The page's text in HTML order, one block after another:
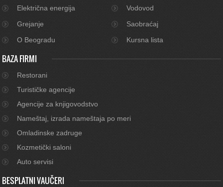
Električna energija
Vodovod
Grejanje
Saobraćaj
O Beogradu
Kursna lista
BAZA FIRMI
Restorani
Turističke agencije
Agencije za knjigovodstvo
Nameštaj, izrada nameštaja po meri
Omladinske zadruge
Kozmetički saloni
Auto servisi
BESPLATNI VAUČERI